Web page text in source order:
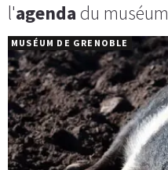
l'agenda du muséum
MUSÉUM DE GRENOBLE